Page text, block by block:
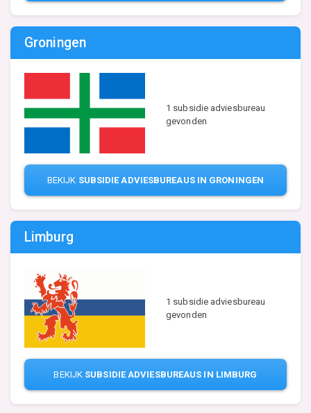
Groningen
1 subsidie adviesbureau
gevonden
BEKIJK SUBSIDIE ADVIESBUREAUS IN GRONINGEN
Limburg
1 subsidie adviesbureau
gevonden
BEKIJK SUBSIDIE ADVIESBUREAUS IN LIMBURG